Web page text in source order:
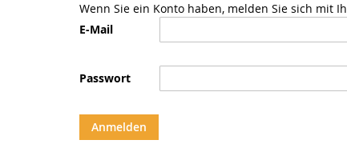
Wenn Sie ein Konto haben, melden Sie sich mit
E-Mail
Passwort
Anmelden